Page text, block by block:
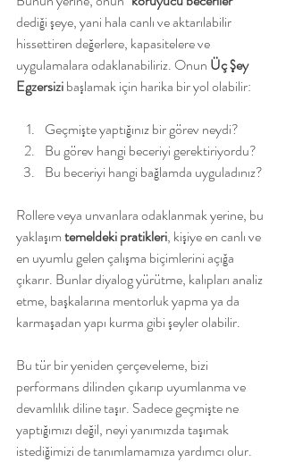
dediği şeye, yani hala canlı ve aktarılabilir
hissettiren değerlere, kapasitelere ve
uygulamalara odaklanabiliriz. Onun Üç Şey
Egzersizi başlamak için harika bir yol olabilir:
Geçmişte yaptığınız bir görev neydi?
Bu görev hangi beceriyi gerektiriyordu?
Bu beceriyi hangi bağlamda uyguladınız?
Rollere veya unvanlara odaklanmak yerine, bu
yaklaşım temeldeki pratikleri, kişiye en canlı ve
en uyumlu gelen çalışma biçimlerini açığa
çıkarır. Bunlar diyalog yürütme, kalıpları analiz
etme, başkalarına mentorluk yapma ya da
karmaşadan yapı kurma gibi şeyler olabilir.
Bu tür bir yeniden çerçeveleme, bizi
performans dilinden çıkarıp uyumlanma ve
devamlılık diline taşır. Sadece geçmişte ne
yaptığımızı değil, neyi yanımızda taşımak
istediğimizi de tanımlamamıza yardımcı olur.